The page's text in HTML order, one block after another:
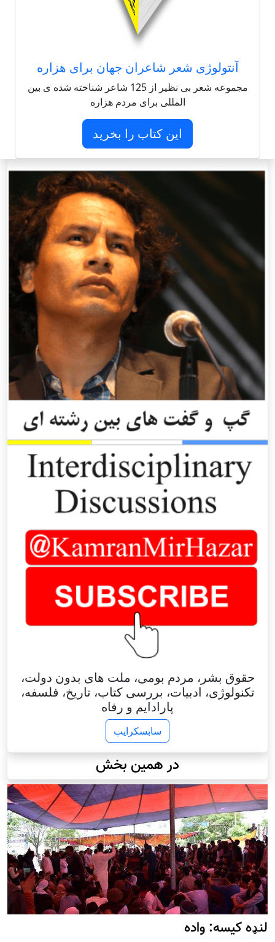
آنتولوژی شعر شاعران جهان برای هزاره
مجموعه شعر بی نظیر از 125 شاعر شناخته شده ی بین
المللی برای مردم هزاره
این کتاب را بخرید
حقوق بشر، مردم بومی، ملت های بدون دولت،
تکنولوژی، ادبیات، بررسی کتاب، تاریخ، فلسفه،
پارادایم و رفاه
سابسکرایب
در همین بخش
لنډه کیسه: واده